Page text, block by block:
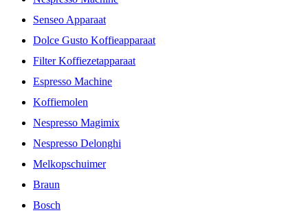
Senseo Apparaat
Dolce Gusto Koffieapparaat
Filter Koffiezetapparaat
Espresso Machine
Koffiemolen
Nespresso Magimix
Nespresso Delonghi
Melkopschuimer
Braun
Bosch